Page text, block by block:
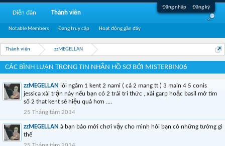
Đăng nhập Đăng ký
Thành viên zzMEGELLAN
CÁC BÌNH LUẬN TRONG TIN NHẮN HỒ SƠ BỞI MISTERBIN06
zzMEGELLAN
lôi ngâm 1 kent 2 nami ( cả 2 mang tt ) 3 main 4 5 conis
jessica xài trận này nếu bạn có 2 trái tri thức , xài garp hoặc basil mở tim
số 2 that kent sẽ hiệu quả hơn ....
25 Tháng tám 2014
zzMEGELLAN à bạn bảo mới chơi vậy cho mình hỏi bạn có những tướng gì
thế
Diễn đàn Thành viên
Notable Members Đang truy cập Hoạt động gần đây